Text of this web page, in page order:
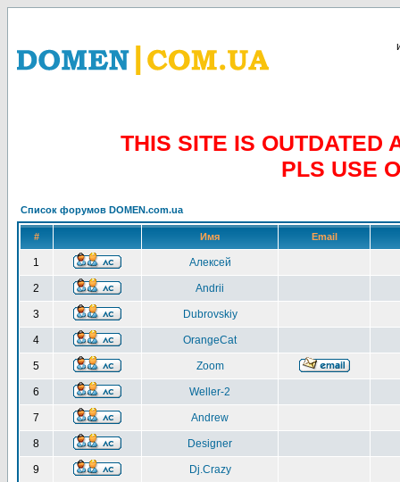
THIS SITE IS OUTDATED
PLS USE
Список форумов DOMEN.com.ua
# Имя Email
1 Алексей
2 Andrii
3 Dubrovskiy
4 OrangeCat
5 Zoom
6 Weller-2
7 Andrew
8 Designer
9 Dj.Crazy